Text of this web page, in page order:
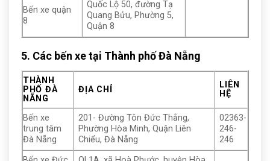
Bến xe quận
8
Quốc Lộ 50, đường Tạ
Quang Bửu, Phường 5,
Quận 8
5. Các bến xe tại Thành phố Đà Nẵng
THÀNH
PHỐ ĐÀ
NẴNG
ĐỊA CHỈ
LIÊN
HỆ
Bến xe
trung tâm
Đà Nẵng
201- Đường Tôn Đức Thắng,
Phường Hòa Minh, Quận Liên
Chiểu, Đà Nẵng
02363-
246-
246